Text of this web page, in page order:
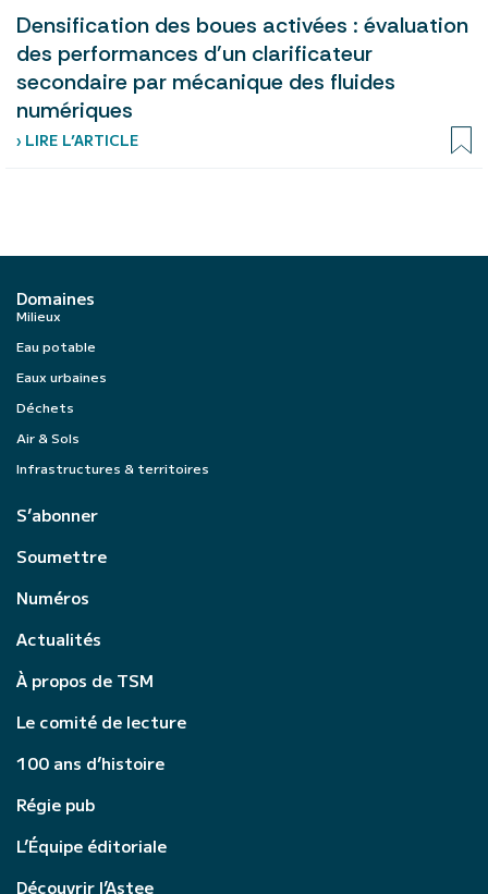
Densification des boues activées : évaluation
des performances d'un clarificateur
secondaire par mécanique des fluides
numériques
› LIRE L’ARTICLE
Domaines
Milieux
Eau potable
Eaux urbaines
Déchets
Air & Sols
Infrastructures & territoires
S’abonner
Soumettre
Numéros
Actualités
À propos de TSM
Le comité de lecture
100 ans d’histoire
Régie pub
L’Équipe éditoriale
Découvrir l’Astee